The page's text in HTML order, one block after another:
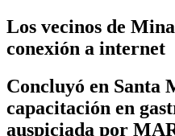
Los vecinos de
conexión a internet
Concluyó en Santa
capacitación en
auspiciada por